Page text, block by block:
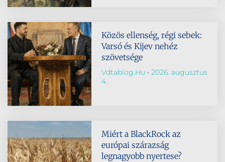
Közös ellenség, régi sebek:
Varsó és Kijev nehéz
szövetsége
Vdtablog.hu
2026. augusztus
4.
Miért a BlackRock az
európai szárazság
legnagyobb nyertese?